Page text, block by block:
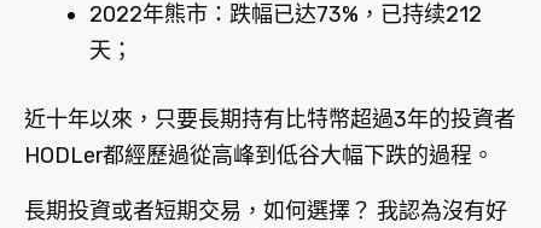
2022年熊市：跌幅已达73%，已持续212
天；
近十年以來，只要長期持有比特幣超過3年的投資者
HODLer都經歷過從高峰到低谷大幅下跌的過程。
長期投資或者短期交易，如何選擇？ 我認為沒有好